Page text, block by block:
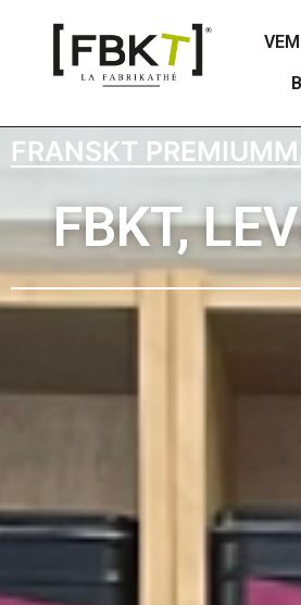
FRANSKT
FBKT,